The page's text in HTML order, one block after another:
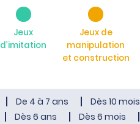
Jeux
d’imitation
Jeux de
manipulation
et construction
De 4 à 7 ans Dès 10 mois
Dès 6 ans
Dès 6 mois